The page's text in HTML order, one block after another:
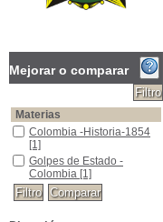
Mejorar o comparar
Materias
Colombia -Historia-1854
Colombia -Historia-1854
[1]
Golpes de Estado -Colombia
Golpes de Estado -
Colombia [1]